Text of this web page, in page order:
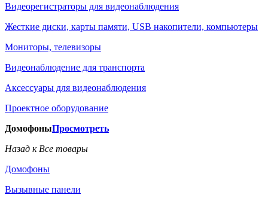
Видеорегистраторы для видеонаблюдения
Жесткие диски, карты памяти, USB накопители, компьютеры
Мониторы, телевизоры
Видеонаблюдение для транспорта
Аксессуары для видеонаблюдения
Проектное оборудование
ДомофоныПросмотреть
Назад к Все товары
Домофоны
Вызывные панели